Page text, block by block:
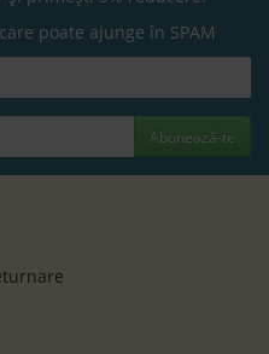
poate ajunge în SPAM
Abonează-te